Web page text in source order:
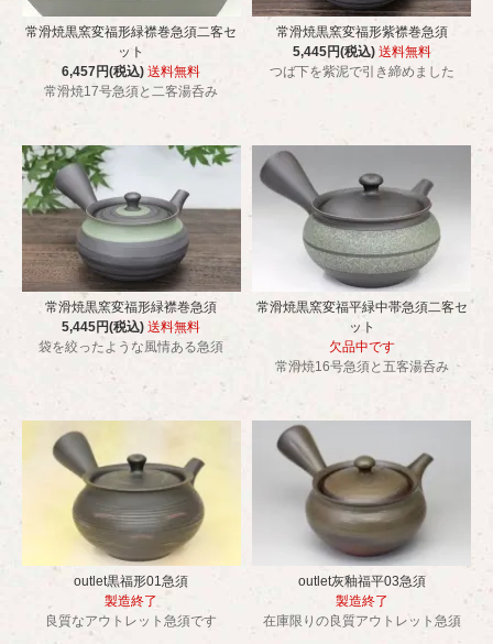
常滑焼黒窯変福形緑襟巻急須二客セ
ット
6,457円(税込)送料無料
常滑焼17号急須と二客湯呑み
常滑焼黒窯変福形紫襟巻急須
5,445円(税込) 送料無料
つば下を紫泥で引き締めました
常滑焼黒窯変福形緑襟巻急須
5,445円(税込)送料無料
袋を絞ったような風情ある急須
常滑焼黒窯変福平緑中帯急須二客セ
ット
欠品中です
常滑焼16号急須と五客湯呑み
outlet黒福形01急須
製造終了
良質なアウトレット急須です
outlet灰釉福平03急須
製造終了
在庫限りの良質アウトレット急須